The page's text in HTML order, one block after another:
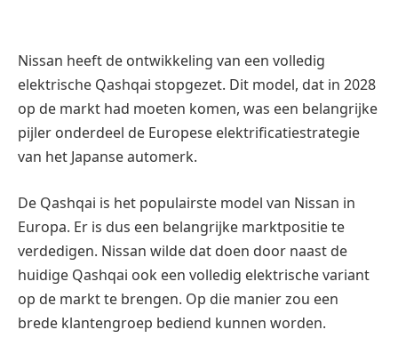
Nissan heeft de ontwikkeling van een volledig
elektrische Qashqai stopgezet. Dit model, dat in 2028
op de markt had moeten komen, was een belangrijke
pijler onderdeel de Europese elektrificatiestrategie
van het Japanse automerk.
De Qashqai is het populairste model van Nissan in
Europa. Er is dus een belangrijke marktpositie te
verdedigen. Nissan wilde dat doen door naast de
huidige Qashqai ook een volledig elektrische variant
op de markt te brengen. Op die manier zou een
brede klantengroep bediend kunnen worden.